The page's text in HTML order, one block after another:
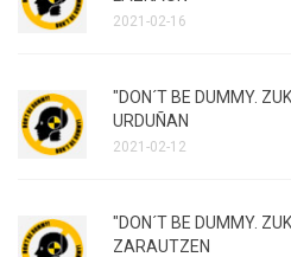
2021-02-16
"DON´T BE DUMMY.
URDUÑAN
2021-02-12
"DON´T BE DUMMY.
ZARAUTZEN